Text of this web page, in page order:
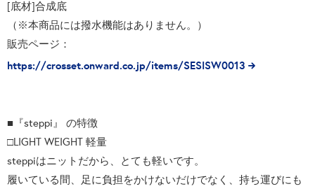
[底材]合成底
（※本商品には撥水機能はありません。）
販売ページ：
https://crosset.onward.co.jp/items/SESISW0013
■『steppi』 の特徴
□LIGHT WEIGHT 軽量
steppiはニットだから、とても軽いです。
履いている間、足に負担をかけないだけでなく、持ち運びにも